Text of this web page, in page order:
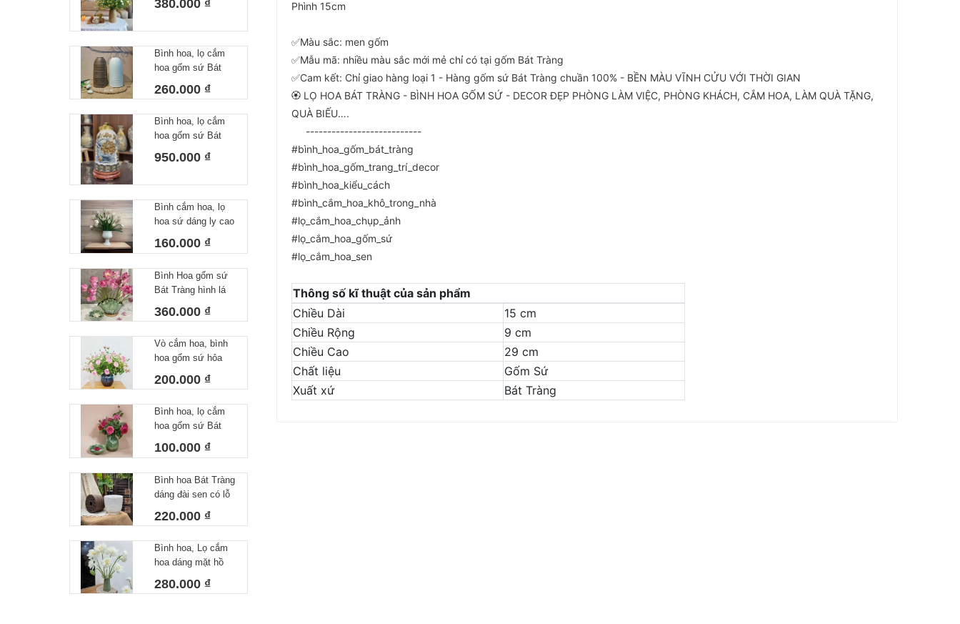
gốm sứ Bát Tràng
380.000 ₫
Bình hoa, lọ cắm
hoa gốm sứ Bát
Tràng dáng chuông
thon cao 33cm
260.000 ₫
Bình hoa, lọ cắm
hoa gốm sứ Bát
Tràng dáng Chuông
Liên Hoa cắm đào
950.000 ₫
Bình cắm hoa, lọ
hoa sứ dáng ly cao
men mộc vân ganh
màu trắng, nâu cao
160.000 ₫
Bình Hoa gốm sứ
Bát Tràng hình lá
dễ, siêu đẹp
360.000 ₫
Vò cắm hoa, bình
hoa gốm sứ hỏa
Tràng màu xanh
200.000 ₫
Bình hoa, lọ cắm
hoa gốm sứ Bát
Tràng men xanh
dáng nụ nhỏ
100.000 ₫
Bình hoa Bát Tràng
dáng đài sen có lỗ
đều tán hoa, 2 màu
220.000 ₫
Bình hoa, Lọ cắm
hoa dáng mặt hồ
Bát Tràng H26x21
280.000 ₫
Phình 15cm
✅Màu sắc: men gốm
✅Mẫu mã: nhiều màu sắc mới mẻ chỉ có tại gốm Bát Tràng
✅Cam kết: Chỉ giao hàng loại 1 - Hàng gốm sứ Bát Tràng chuần 100% - BỀN MÀU VĨNH CỬU VỚI THỜI GIAN
🏵 LỌ HOA BÁT TRÀNG - BÌNH HOA GỐM SỨ - DECOR ĐẸP PHÒNG LÀM VIỆC, PHÒNG KHÁCH, CẮM HOA, LÀM QUÀ TẶNG,
QUÀ BIẾU….
---------------------------
#bình_hoa_gốm_bát_tràng
#bình_hoa_gốm_trang_trí_decor
#bình_hoa_kiểu_cách
#bình_cắm_hoa_khô_trong_nhà
#lọ_cắm_hoa_chụp_ảnh
#lọ_cắm_hoa_gốm_sứ
#lọ_cắm_hoa_sen
Thông số kĩ thuật của sản phẩm
Chiều Dài
15 cm
Chiều Rộng
9 cm
Chiều Cao
29 cm
Chất liệu
Gốm Sứ
Xuất xứ
Bát Tràng